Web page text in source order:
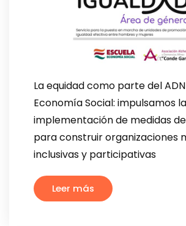
La equidad como parte del
Economía Social: impulsamos la
implementación de medidas
para construir organizaciones
inclusivas y participativas
Leer más